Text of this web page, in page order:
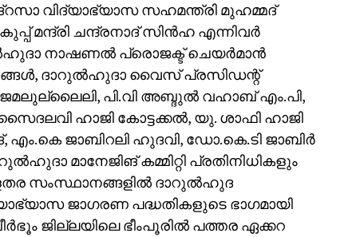
വിദ്യാഭ്യാസ സഹമന്ത്രി മുഹമ്മദ്
മന്ദ്രി ചന്ദ്രനാദ് സിന്‍ഹ എന്നിവര്‍
നാഷണല്‍ പ്രൊജക്ട് ചെയര്‍മാന്‍
ദാറുല്‍ഹുദാ വൈസ് പ്രസിഡന്റ്
പി.വി അബ്ദുല്‍ വഹാബ് എം.പി,
ഹാജി കോട്ടക്കല്‍, യു. ശാഫി ഹാജി
ജാബിറലി ഹുദവി, ഡോ.കെ.ടി ജാബിര്‍
മാനേജിങ് കമ്മിറ്റി പ്രതിനിധികളും
സംസ്ഥാനങ്ങളില്‍ ദാറുല്‍ഹുദ
ജാഗരണ പദ്ധതികളുടെ ഭാഗമായി
ജില്ലയിലെ ഭീംപൂരില്‍ പത്തര ഏക്കറ